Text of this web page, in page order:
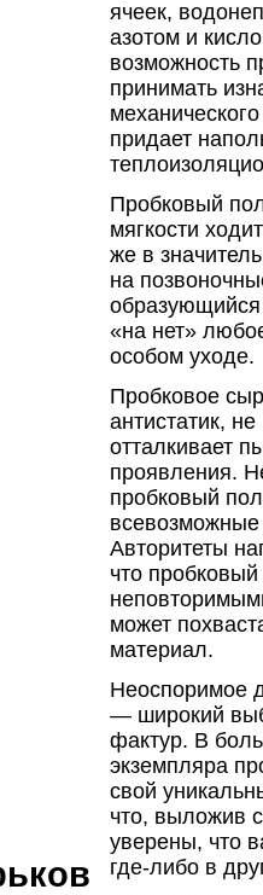
ячеек,
азотом и
возможность
принимать
придает
Пробковый
мягкости
же в
на
«на нет»
особом уходе.
Пробковое
антистатик,
отталкивает
проявления.
пробковый
всевозможные
Авторитеты
что
может
материал.
Неоспоримое
— широкий
фактур. В
экземпляра
свой
что, выложив
уверены, что
где-либо в